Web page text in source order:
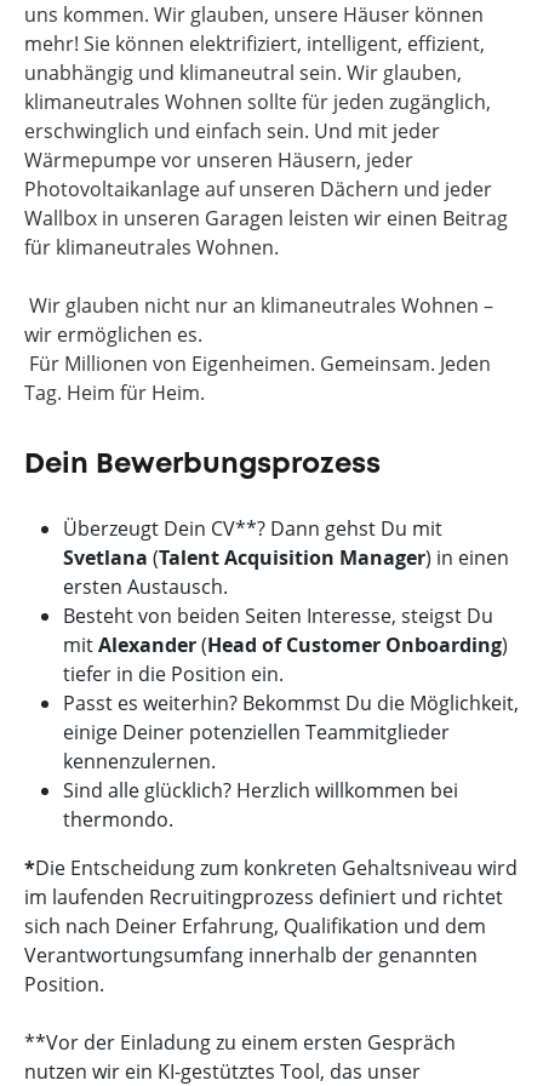
uns kommen. Wir glauben, unsere Häuser können
mehr! Sie können elektrifiziert, intelligent, effizient,
unabhängig und klimaneutral sein. Wir glauben,
klimaneutrales Wohnen sollte für jeden zugänglich,
erschwinglich und einfach sein. Und mit jeder
Wärmepumpe vor unseren Häusern, jeder
Photovoltaikanlage auf unseren Dächern und jeder
Wallbox in unseren Garagen leisten wir einen Beitrag
für klimaneutrales Wohnen.
Wir glauben nicht nur an klimaneutrales Wohnen –
wir ermöglichen es.
Für Millionen von Eigenheimen. Gemeinsam. Jeden
Tag. Heim für Heim.
Dein Bewerbungsprozess
Überzeugt Dein CV**? Dann gehst Du mit
Svetlana (Talent Acquisition Manager) in einen
ersten Austausch.
Besteht von beiden Seiten Interesse, steigst Du
mitAlexander(Head of Customer Onboarding)
tiefer in die Position ein.
Passt es weiterhin? Bekommst Du die Möglichkeit,
einige Deiner potenziellen Teammitglieder
kennenzulernen.
Sind alle glücklich? Herzlich willkommen bei
thermondo.
*Die Entscheidung zum konkreten Gehaltsniveau wird
im laufenden Recruitingprozess definiert und richtet
sich nach Deiner Erfahrung, Qualifikation und dem
Verantwortungsumfang innerhalb der genannten
Position.
**Vor der Einladung zu einem ersten Gespräch
nutzen wir ein KI-gestütztes Tool, das unser